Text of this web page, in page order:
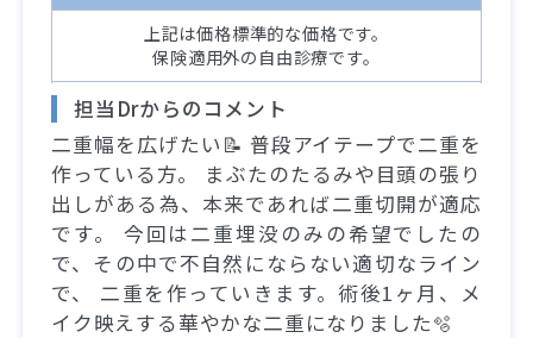
上記は価格標準的な価格です。
保険適用外の自由診療です。
担当Drからのコメント
二重幅を広げたい📝 普段アイテープで二重を
作っている方。 まぶたのたるみや目頭の張り
出しがある為、本来であれば二重切開が適応
です。 今回は二重埋没のみの希望でしたの
で、その中で不自然にならない適切なライン
で、 二重を作っていきます。術後1ヶ月、メ
イク映えする華やかな二重になりました🫧